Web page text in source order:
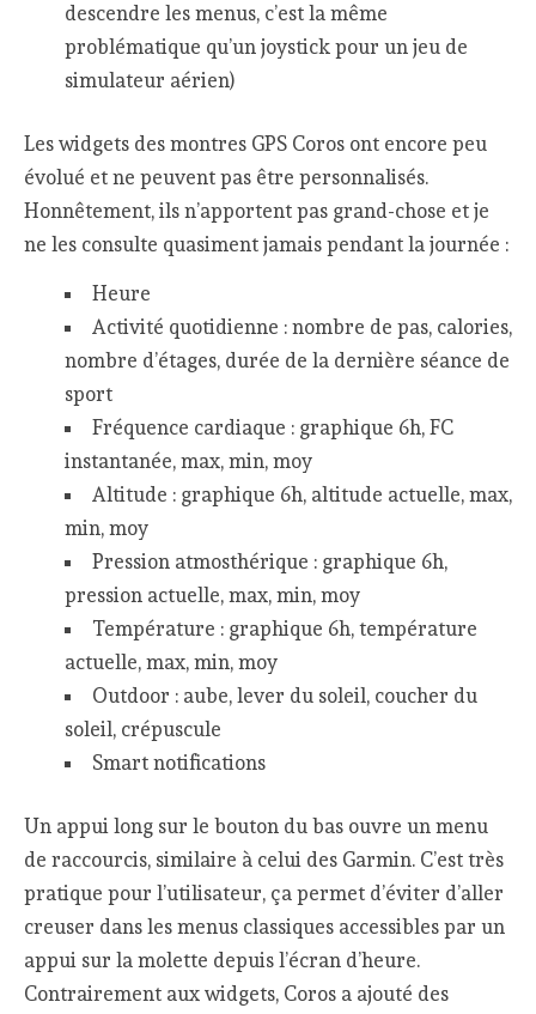
descendre les menus, c’est la même
problématique qu’un joystick pour un jeu de
simulateur aérien)
Les widgets des montres GPS Coros ont encore peu
évolué et ne peuvent pas être personnalisés.
Honnêtement, ils n’apportent pas grand-chose et je
ne les consulte quasiment jamais pendant la journée :
Heure
Activité quotidienne : nombre de pas, calories,
nombre d’étages, durée de la dernière séance de
sport
Fréquence cardiaque : graphique 6h, FC
instantanée, max, min, moy
Altitude : graphique 6h, altitude actuelle, max,
min, moy
Pression atmosthérique : graphique 6h,
pression actuelle, max, min, moy
Température : graphique 6h, température
actuelle, max, min, moy
Outdoor : aube, lever du soleil, coucher du
soleil, crépuscule
Smart notifications
Un appui long sur le bouton du bas ouvre un menu
de raccourcis, similaire à celui des Garmin. C’est très
pratique pour l’utilisateur, ça permet d’éviter d’aller
creuser dans les menus classiques accessibles par un
appui sur la molette depuis l’écran d’heure.
Contrairement aux widgets, Coros a ajouté des